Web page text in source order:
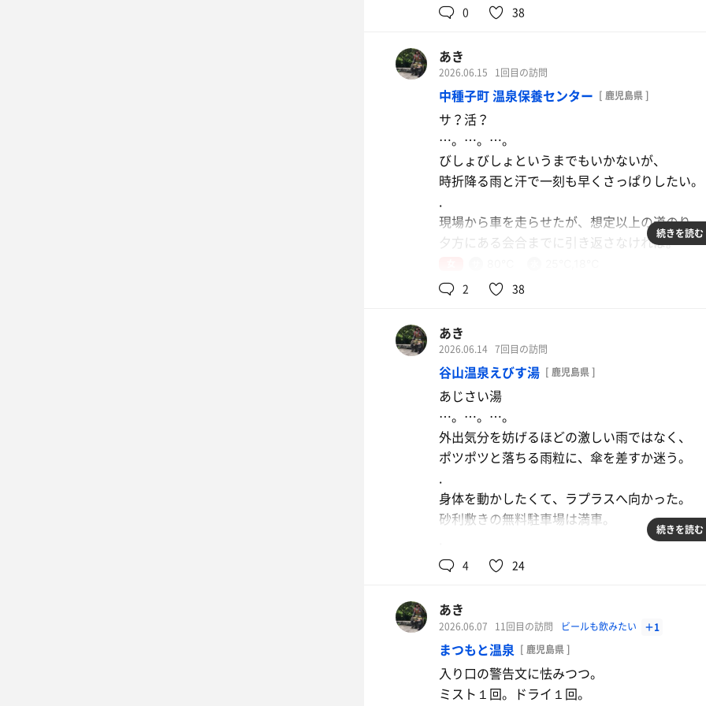
少し横道に逸れてしまったけれど、
ととのい時間をしっかり取ると、案外セット
思ったのでした。
水
昼間の時間帯は、マジックミラー機能が働い
.
そのため、脱衣所及び浴室には薄いカーテンが
……落ち着かない。笑
.
まあ、見られて減るものでなし。構わず、身を
.
サウナは意外と広くて６畳程度。２段。
70度設定だが意外と熱くて、昼間と同等の汗を
.
水風呂は、２つの水温。
21度にて浮かんで、気持ちよく。
.
仕事とはいえど、出張の方が気持ちが解放され
それにしても出張前のあれは……キツかった。
.
SNSを通じて、たくさんの励ましのいいねと
ったです。本当に心から感謝。
.
投稿したいことも溜まってるので、ぼちぼち更
.
.
温泉を後にするため、車を出す。
私が知る限り、こちらだけが『東郷温泉』を
.
そう、SPA HOTEL YUTTARIKAN。
.
２回目の訪問。
前回は、ひとりじゃなかった。
そんなことを思い出しながら、サウナを２セッ
.
露天風呂には整い椅子もあって悪くないのだけ
.
雨が降れば晴れてほしいと願い、晴れたら晴れ
なんと強欲なことよの。
それでも、外気の入るスペースで青い整い椅子
.
工夫次第でもう少し良くなりそうなのだけど
呂を出た。
.
入湯料600円。
ホテルの立ち寄り湯としては良心的なお値段。
Googleには300円と書いてあったけれど、それ
お茶
0 38
あき
2026.06.15 1回目の訪問
中種子町 温泉保養センター [ 鹿児島県 ]
サ？活？
…。…。…。
びしょびしょというまでもいかないが、
時折降る雨と汗で一刻も早くさっぱりしたい。
.
現場から車を走らせたが、想定以上の道のり。
夕方にある会合までに引き返さなければ。
ということは、髪を乾かすまでの
.
さぁ、洗体スタート。
念入りに…なんて言ってられない。
.
GOGOGOで、サウナを見学。
広い！８畳程度。貸切状態。
が、室温確かめるだけの１分のみがサ活タイム。
.
ここは水風呂ふたつ。それぞれ、水温が異なる。
手先でのみ、それを確かめて、湯船へ。
.
髪も半乾きのまま１５分入浴を完了。
いつかゆっくり入りたい。外に出ると、またも
急ぎ、車へと駆け込んだ。
続きを読む
2 38
あき
2026.06.14 7回目の訪問
谷山温泉えびす湯 [ 鹿児島県 ]
あじさい湯
…。…。…。
外出気分を妨げるほどの激しい雨ではなく、
ポツポツと落ちる雨粒に、傘を差すか迷う。
.
身体を動かしたくて、ラプラスへ向かった。
砂利敷きの無料駐車場は満車。
ジムやカラオケ、飲食店、図書館など、
雨の日の利用客も多いのだろう。
.
ジムで汗を流したあとは、えびす温泉へ。
.
サウナ利用者も多い時間帯だったが、
続きを読む
4 24
あき
2026.06.07 11回目の訪問 ビールも飲みたい ＋1
まつもと温泉 [ 鹿児島県 ]
入り口の警告文に怯みつつ。
ミスト１回。ドライ１回。